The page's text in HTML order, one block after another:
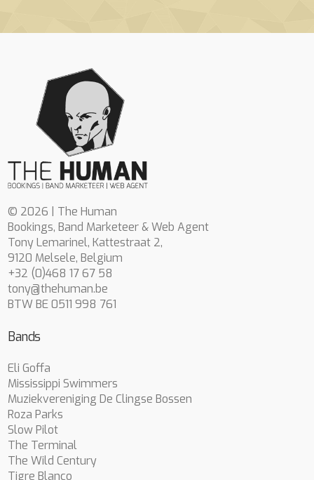
© 2026 | The Human
Bookings, Band Marketeer & Web Agent
Tony Lemarinel, Kattestraat 2,
9120 Melsele, Belgium
+32 (0)468 17 67 58
tony@thehuman.be
BTW BE 0511 998 761
Bands
Eli Goffa
Mississippi Swimmers
Muziekvereniging De Clingse Bossen
Roza Parks
Slow Pilot
The Terminal
The Wild Century
Tigre Blanco